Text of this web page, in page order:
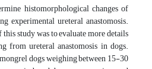
histomorphological changes of
experimental ureteral anastomosis.
study was to evaluate more details
from ureteral anastomosis in dogs.
dogs weighing between 15-30